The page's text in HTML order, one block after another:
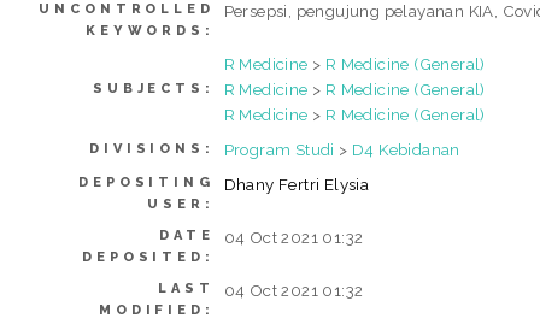
UNCONTROLLED
KEYWORDS:
Persepsi, pengujung pelayanan KIA,
SUBJECTS:
R Medicine > R Medicine (General)
R Medicine > R Medicine (General)
R Medicine > R Medicine (General)
DIVISIONS: Program Studi > D4 Kebidanan
DEPOSITING
USER:
Dhany Fertri Elysia
DATE
DEPOSITED:
04 Oct 2021 01:32
LAST
MODIFIED:
04 Oct 2021 01:32